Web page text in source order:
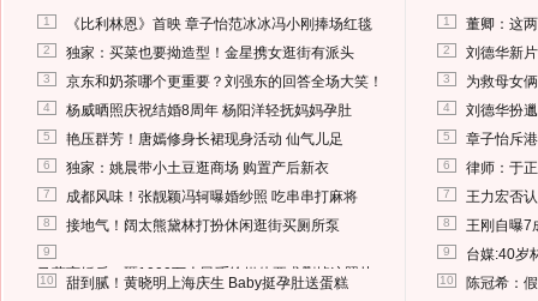
1 《比利林恩》首映 章子怡范冰冰冯小刚捧场红毯
2 独家：买菜也要拗造型！金星携女逛街有派头
3 京东和奶茶哪个更重要？刘强东的回答全场大笑！
4 杨威晒照庆祝结婚8周年 杨阳洋轻抚妈妈孕肚
5 艳压群芳！唐嫣修身长裙现身活动 仙气儿足
6 独家：姚晨带小土豆逛商场 购置产后新衣
7 成都风味！张靓颖冯轲曝婚纱照 吃串串打麻将
8 接地气！阔太熊黛林打扮休闲逛街买厕所泵
9
马蓉离婚后，砸1000万人民币给媒体要求删掉这照片
10 甜到腻！黄晓明上海庆生 Baby挺孕肚送蛋糕
1 董卿：这
2 刘德华新
3 为救母女
4 刘德华扮
5 章子怡斥
6 律师：于
7 王力宏否
8 王刚自曝7
9 台媒:40岁
10 陈冠希：